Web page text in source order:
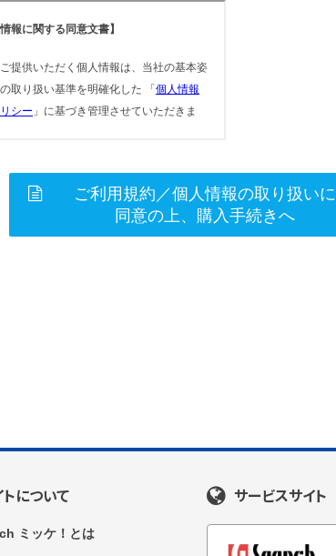
ご利用規約／個人情報の取り扱いに
同意の上、購入手続きへ
トについて
ミッケ！とは
サービスサイト